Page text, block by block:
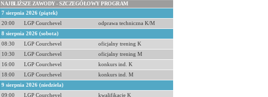
NAJBLIŻSZE ZAWODY - SZCZEGÓŁOWY PROGRAM
7 sierpnia 2026 (piątek)
20:00
LGP Courchevel
odprawa techniczna K/M
8 sierpnia 2026 (sobota)
08:30
LGP Courchevel
oficjalny trening K
10:30
LGP Courchevel
oficjalny trening M
16:00
LGP Courchevel
konkurs ind. K
18:00
LGP Courchevel
konkurs ind. M
9 sierpnia 2026 (niedziela)
09:00
LGP Courchevel
kwalifikacje K